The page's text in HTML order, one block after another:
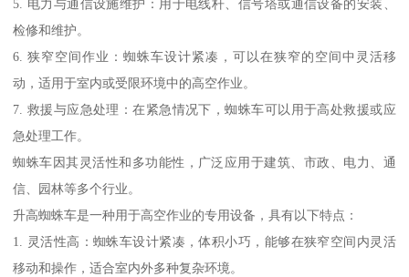
5. 电力与通信设施维护：用于电线杆、信号塔或通信设备的安装、
检修和维护。
6. 狭窄空间作业：蜘蛛车设计紧凑，可以在狭窄的空间中灵活移
动，适用于室内或受限环境中的高空作业。
7. 救援与应急处理：在紧急情况下，蜘蛛车可以用于高处救援或应
急处理工作。
蜘蛛车因其灵活性和多功能性，广泛应用于建筑、市政、电力、通
信、园林等多个行业。
升高蜘蛛车是一种用于高空作业的专用设备，具有以下特点：
1. 灵活性高：蜘蛛车设计紧凑，体积小巧，能够在狭窄空间内灵活
移动和操作，适合室内外多种复杂环境。